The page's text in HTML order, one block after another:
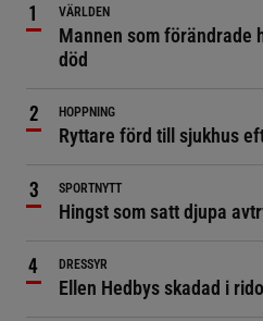
VÄRLDEN
Mannen som förändrade
död
HOPPNING
Ryttare förd till sjukhus
SPORTNYTT
Hingst som satt djupa
DRESSYR
Ellen Hedbys skadad i